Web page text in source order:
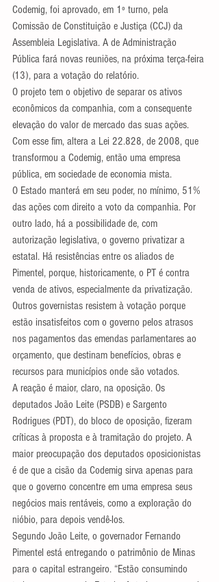
Codemig, foi aprovado, em 1º turno, pela
Comissão de Constituição e Justiça (CCJ) da
Assembleia Legislativa. A de Administração
Pública fará novas reuniões, na próxima terça-feira
(13), para a votação do relatório.
O projeto tem o objetivo de separar os ativos
econômicos da companhia, com a consequente
elevação do valor de mercado das suas ações.
Com esse fim, altera a Lei 22.828, de 2008, que
transformou a Codemig, então uma empresa
pública, em sociedade de economia mista.
O Estado manterá em seu poder, no mínimo, 51%
das ações com direito a voto da companhia. Por
outro lado, há a possibilidade de, com
autorização legislativa, o governo privatizar a
estatal. Há resistências entre os aliados de
Pimentel, porque, historicamente, o PT é contra
venda de ativos, especialmente da privatização.
Outros governistas resistem à votação porque
estão insatisfeitos com o governo pelos atrasos
nos pagamentos das emendas parlamentares ao
orçamento, que destinam benefícios, obras e
recursos para municípios onde são votados.
A reação é maior, claro, na oposição. Os
deputados João Leite (PSDB) e Sargento
Rodrigues (PDT), do bloco de oposição, fizeram
críticas à proposta e à tramitação do projeto. A
maior preocupação dos deputados oposicionistas
é de que a cisão da Codemig sirva apenas para
que o governo concentre em uma empresa seus
negócios mais rentáveis, como a exploração do
nióbio, para depois vendê-los.
Segundo João Leite, o governador Fernando
Pimentel está entregando o patrimônio de Minas
para o capital estrangeiro. “Estão consumindo